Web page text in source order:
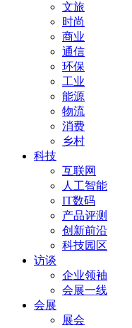
文旅
时尚
商业
通信
环保
工业
能源
物流
消费
乡村
科技
互联网
人工智能
IT数码
产品评测
创新前沿
科技园区
访谈
企业领袖
会展一线
会展
展会